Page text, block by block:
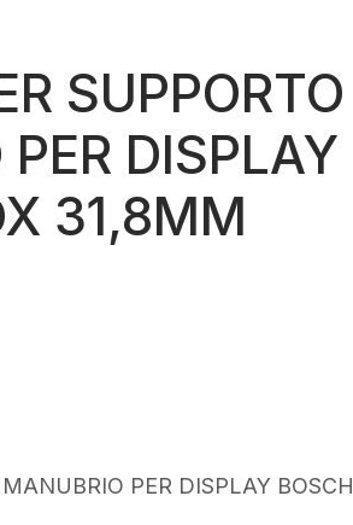
SUPPORTO
DISPLAY
31,8MM
PER DISPLAY BOSCH